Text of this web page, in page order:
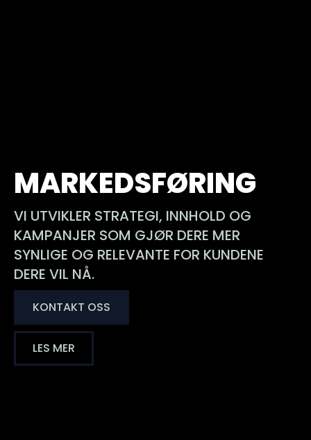
MARKEDSFØRING
VI UTVIKLER STRATEGI, INNHOLD OG
KAMPANJER SOM GJØR DERE MER
SYNLIGE OG RELEVANTE FOR KUNDENE
DERE VIL NÅ.
KONTAKT OSS
LES MER